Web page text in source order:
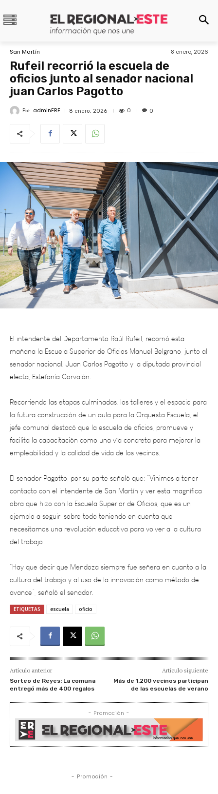
San Martín 8 enero, 2026
Rufeil recorrió la escuela de
oficios junto al senador nacional
juan Carlos Pagotto
Por adminERE 8 enero, 2026 0 0
El intendente del Departamento Raúl Rufeil, recorrió esta
mañana la Escuela Superior de Oficios Manuel Belgrano, junto al
senador nacional, Juan Carlos Pagotto y la diputada provincial
electa, Estefanía Corvalán.
Recorriendo las etapas culminadas, los talleres y el espacio para
la futura construcción de un aula para la Orquesta Escuela, el
jefe comunal destacó que la escuela de oficios, promueve y
facilita la capacitación como una vía concreta para mejorar la
empleabilidad y la calidad de vida de los vecinos.
El senador Pagotto, por su parte señaló que: “Vinimos a tener
contacto con el intendente de San Martín y ver esta magnífica
obra que hizo con la Escuela Superior de Oficios, que es un
ejemplo a seguir, sobre todo teniendo en cuenta que
necesitamos una revolución educativa para volver a la cultura
del trabajo”.
“Hay que decir que Mendoza siempre fue señera en cuanto a la
cultura del trabajo y al uso de la innovación como método de
avance”, señaló el senador.
ETIQUETAS escuela oficio
Artículo anterior
Sorteo de Reyes: La comuna
entregó más de 400 regalos
Artículo siguiente
Más de 1.200 vecinos participan
de las escuelas de verano
- Promoción -
- Promoción -